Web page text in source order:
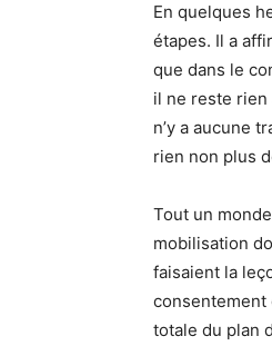
En quelques
étapes. Il a
que dans le
il ne reste rien
n’y a aucune
rien non plus
Tout un
mobilisation
faisaient la
consentement
totale du plan